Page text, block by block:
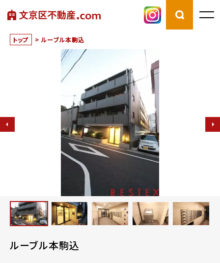
トップ > ルーブル本駒込
ルーブル本駒込